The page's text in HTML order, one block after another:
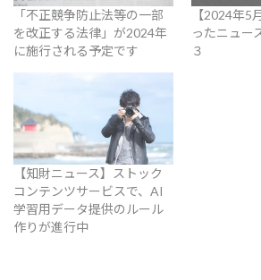
「不正競争防止法等の一部
を改正する法律」が2024年
に施行される予定です
【2024年5
ったニュー
３
【知財ニュース】ストック
コンテンツサービスで、AI
学習用データ提供のルール
作りが進行中